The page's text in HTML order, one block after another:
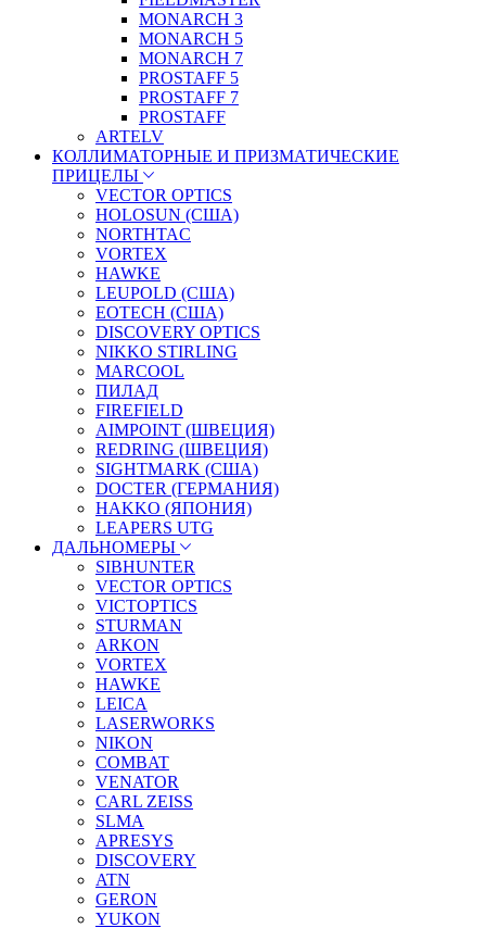
MONARCH 3
MONARCH 5
MONARCH 7
PROSTAFF 5
PROSTAFF 7
PROSTAFF
ARTELV
КОЛЛИМАТОРНЫЕ И ПРИЗМАТИЧЕСКИЕ
ПРИЦЕЛЫ
VECTOR OPTICS
HOLOSUN (США)
NORTHTAC
VORTEX
HAWKE
LEUPOLD (США)
EOTECH (США)
DISCOVERY OPTICS
NIKKO STIRLING
MARCOOL
ПИЛАД
FIREFIELD
AIMPOINT (ШВЕЦИЯ)
REDRING (ШВЕЦИЯ)
SIGHTMARK (США)
DOCTER (ГЕРМАНИЯ)
HAKKO (ЯПОНИЯ)
LEAPERS UTG
ДАЛЬНОМЕРЫ
SIBHUNTER
VECTOR OPTICS
VICTOPTICS
STURMAN
ARKON
VORTEX
HAWKE
LEICA
LASERWORKS
NIKON
COMBAT
VENATOR
CARL ZEISS
SLMA
APRESYS
DISCOVERY
ATN
GERON
YUKON